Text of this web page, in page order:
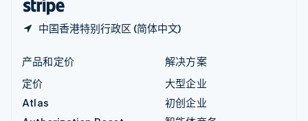
中国香港特别行政区 (简体中文)
产品和定价
定价
Atlas
解决方案
大型企业
初创企业